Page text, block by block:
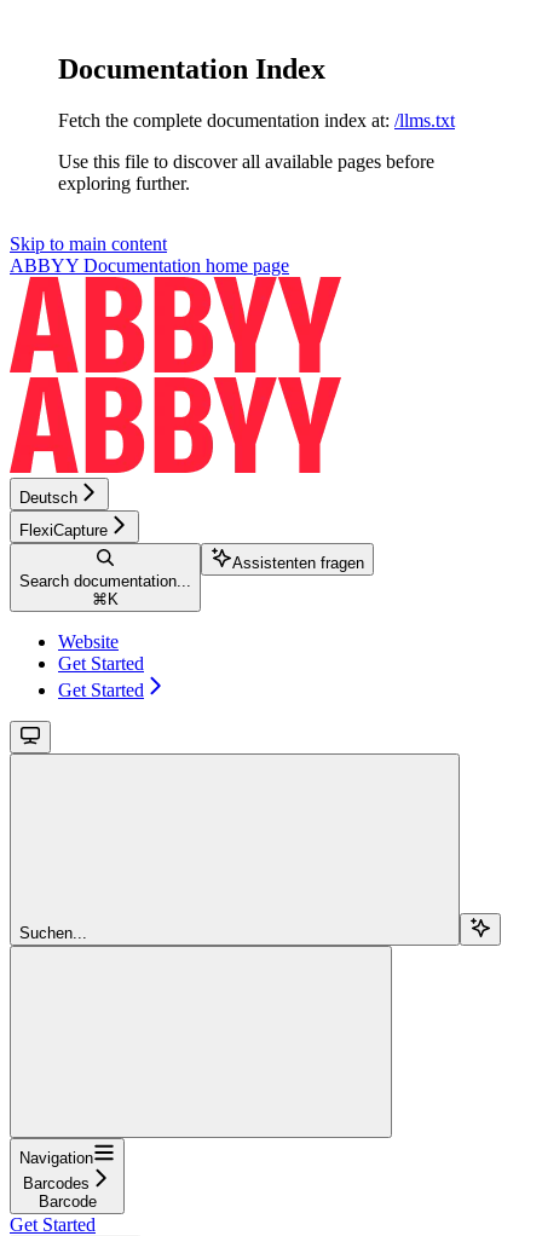
Documentation Index
Fetch the complete documentation index at: /llms.txt
Use this file to discover all available pages before
exploring further.
Skip to main content
ABBYY Documentation home page
Deutsch
FlexiCapture
Search documentation...
⌘ K
Assistenten fragen
Website
Get Started
Get Started
Suchen...
Navigation
Barcodes
Barcode
Get Started